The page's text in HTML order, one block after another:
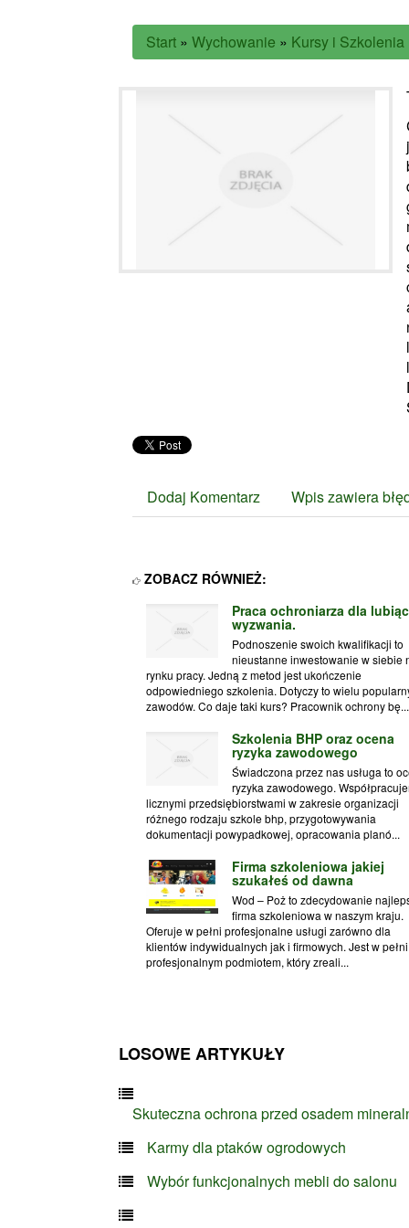
Start » Wychowanie » Kursy i Szkolenia
Dodaj Komentarz Wpis zawiera
ZOBACZ RÓWNIEŻ:
Praca ochroniarza dla
wyzwania.
Podnoszenie swoich kwalifikacji to
nieustanne inwestowanie w siebie
rynku pracy. Jedną z metod jest ukończenie
odpowiedniego szkolenia. Dotyczy to wielu
zawodów. Co daje taki kurs? Pracownik ochrony bę...
Szkolenia BHP oraz ocena
ryzyka zawodowego
Świadczona przez nas usługa to
ryzyka zawodowego.
licznymi przedsiębiorstwami w zakresie organizacji
różnego rodzaju szkole bhp, przygotowywania
dokumentacji powypadkowej, opracowania planó...
Firma szkoleniowa jakiej
szukałeś od dawna
Wod – Poż to zdecydowanie
firma szkoleniowa w naszym kraju.
Oferuje w pełni profesjonalne usługi zarówno dla
klientów indywidualnych jak i firmowych. Jest w pełni
profesjonalnym podmiotem, który zreali...
LOSOWE ARTYKUŁY
Skuteczna ochrona przed osadem
Karmy dla ptaków ogrodowych
Wybór funkcjonalnych mebli do salonu